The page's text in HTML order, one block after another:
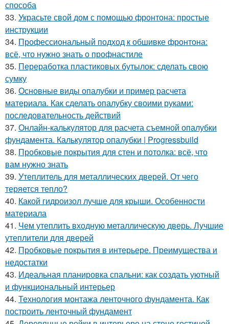
способа
33. Украсьте свой дом с помощью фронтона: простые
инструкции
34. Профессиональный подход к обшивке фронтона:
всё, что нужно знать о профнастиле
35. Переработка пластиковых бутылок: сделать свою
сумку
36. Основные виды опалубки и пример расчета
материала. Как сделать опалубку своими руками:
последовательность действий
37. Онлайн-калькулятор для расчета съемной опалубки
фундамента. Калькулятор опалубки | Progressbuild
38. Пробковые покрытия для стен и потолка: всё, что
вам нужно знать
39. Утеплитель для металлических дверей. От чего
теряется тепло?
40. Какой гидроизол лучше для крыши. Особенности
материала
41. Чем утеплить входную металлическую дверь. Лучшие
утеплители для дверей
42. Пробковые покрытия в интерьере. Преимущества и
недостатки
43. Идеальная планировка спальни: как создать уютный
и функциональный интерьер
44. Технология монтажа ленточного фундамента. Как
построить ленточный фундамент